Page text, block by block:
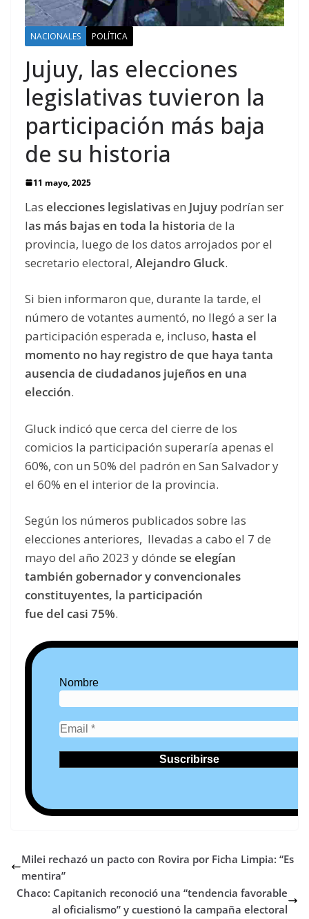
NACIONALES POLÍTICA
Jujuy, las elecciones
legislativas tuvieron la
participación más baja
de su historia
11 mayo, 2025
Las elecciones legislativasen Jujuy podrían ser
las más bajas en toda la historia de la
provincia, luego de los datos arrojados por el
secretario electoral, Alejandro Gluck.
Si bien informaron que, durante la tarde, el
número de votantes aumentó, no llegó a ser la
participación esperada e, incluso, hasta el
momento no hay registro de que haya tanta
ausencia de ciudadanos jujeños en una
elección.
Gluck indicó que cerca del cierre de los
comicios la participación superaría apenas el
60%, con un 50% del padrón en San Salvador y
el 60% en el interior de la provincia.
Según los números publicados sobre las
elecciones anteriores, llevadas a cabo el 7 de
mayo del año 2023 y dónde se elegían
también gobernador y convencionales
constituyentes, la participación
fue del casi 75%.
Nombre
Milei rechazó un pacto con Rovira por Ficha Limpia: “Es
mentira”
Chaco: Capitanich reconoció una “tendencia favorable
al oficialismo” y cuestionó la campaña electoral